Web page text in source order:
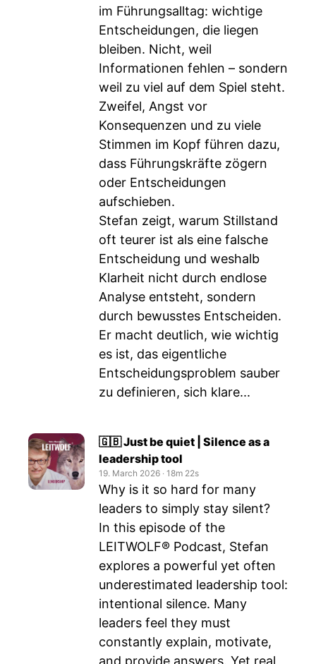
im Führungsalltag: wichtige
Entscheidungen, die liegen
bleiben. Nicht, weil
Informationen fehlen – sondern
weil zu viel auf dem Spiel steht.
Zweifel, Angst vor
Konsequenzen und zu viele
Stimmen im Kopf führen dazu,
dass Führungskräfte zögern
oder Entscheidungen
aufschieben.
Stefan zeigt, warum Stillstand
oft teurer ist als eine falsche
Entscheidung und weshalb
Klarheit nicht durch endlose
Analyse entsteht, sondern
durch bewusstes Entscheiden.
Er macht deutlich, wie wichtig
es ist, das eigentliche
Entscheidungsproblem sauber
zu definieren, sich klare...
🇬🇧 Just be quiet | Silence as a
leadership tool
19. March 2026 ‧ 18m 22s
Why is it so hard for many
leaders to simply stay silent?
In this episode of the
LEITWOLF® Podcast, Stefan
explores a powerful yet often
underestimated leadership tool:
intentional silence. Many
leaders feel they must
constantly explain, motivate,
and provide answers. Yet real